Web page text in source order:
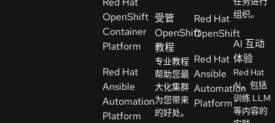
开
发
人
员
开
始
试
OpenShift
Container
Platform
Red Hat
Ansible
Automation
Platform
受管
OpenShift
教程
专业教程
帮助您最
大化集群
为您带来
的好处。
Red Hat
OpenShift
Red Hat
Ansible
Automation
Platform
组织。
AI 互动
体验
Red Hat
AI，包括
训练 LLM
等内容的